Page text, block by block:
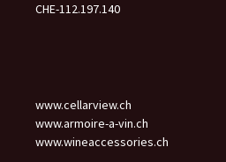
CHE-112.197.140
www.cellarview.ch
www.armoire-a-vin.ch
www.wineaccessories.ch